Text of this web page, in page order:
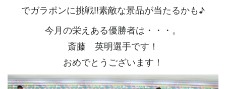
でガラポンに挑戦!!素敵な景品が当たるかも♪
今月の栄えある優勝者は・・・。
斎藤 英明選手です！
おめでとうございます！